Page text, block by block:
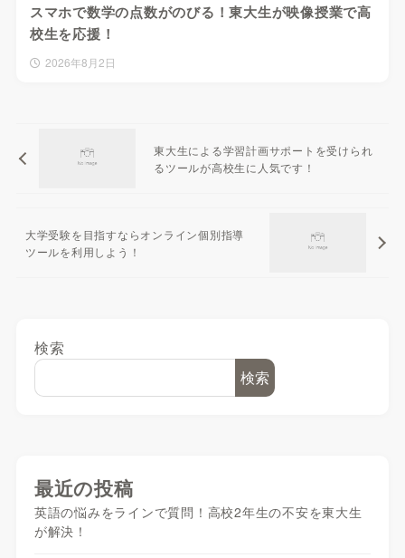
スマホで数学の点数がのびる！東大生が映像授業で高
校生を応援！
2026年8月2日
東大生による学習計画サポートを受けられ
るツールが高校生に人気です！
大学受験を目指すならオンライン個別指導
ツールを利用しよう！
検索
検索
最近の投稿
英語の悩みをラインで質問！高校2年生の不安を東大生
が解決！